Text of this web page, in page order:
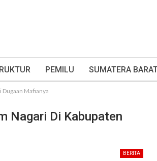
PEMILU SUMATERA
Dugaan Mafianya
Nagari Di Kabupaten
BERITA